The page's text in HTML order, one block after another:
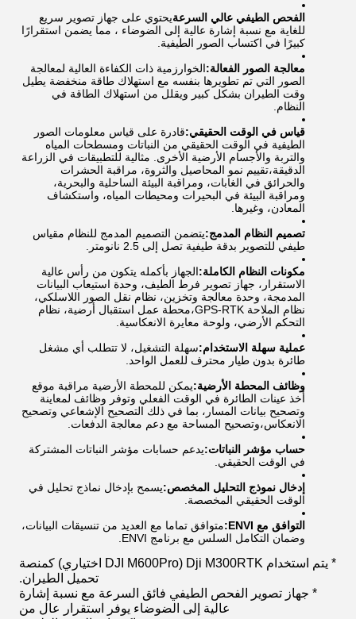
الفحص الطيفي عالي السرعةيحتوي على جهاز تصوير سريع
للغاية مع نسبة إشارة عالية إلى الضوضاء ، مما يضمن استقرارًا
كبيرًا في اكتساب الصور الطيفية.
معالجة الصور الفعالة:الخوارزمية ذات الكفاءة العالية لمعالجة
الصور التي تم تطويرها بنفسه مع استهلاك طاقة منخفضة يطيل
وقت الطيران بشكل كبير ويقلل من استهلاك الطاقة في
النظام.
قياس في الوقت الحقيقي:قادرة على قياس معلومات الصور
الطيفية في الوقت الحقيقي من النباتات ومسطحات المياه
والتربة والأجسام الأرضية الأخرى. مثالية للتطبيقات في الزراعة
الدقيقة،تقييم نمو المحاصيل والثروة، مراقبة الحشرات
والحرائق في الغابات، ومراقبة البيئة الساحلية والبحرية،
ومراقبة البيئة في البحيرات ومحيطات المياه، واستكشاف
المعادن، وغيرها.
تصميم النظام المدمج:يتضمن التصميم المدمج للنظام مقياس
طيفي للتصوير بدقة طيفية تصل إلى 2.5 نانومتر.
مكونات النظام الكاملة:الجهاز بأكمله يتكون من رأس عالية
الاستقرار، جهاز تصوير فرط الطيف، وحدة استيعاب البيانات
المدمجة، وحدة معالجة وتخزين، نظام نقل الصور اللاسلكي،
نظام الملاحة GPS-RTK،محطة عمل استقبال أرضية، نظام
التحكم الأرضي، ولوحة معايرة الانعكاسية.
عملية سهلة الاستخدام:سهلة التشغيل، لا تتطلب أي مشغل
طائرة بدون طيار محترف للعمل الواحد.
وظائف المحطة الأرضية:يمكن للمحطة الأرضية مراقبة موقع
أخذ عينات الطائرة في الوقت الفعلي وتوفر وظائف لمعاينة
وتصحيح بيانات المسار، بما في ذلك التصحيح الإشعاعي وتصحيح
الانعكاس،وتصحيح المساحة مع دعم معالجة الدفعات.
حساب مؤشر النباتات:يدعم حسابات مؤشر النباتات المشتركة
في الوقت الحقيقي.
إدخال نموذج التحليل المخصص:يسمح بإدخال نماذج تحليل في
الوقت الحقيقي المخصصة.
التوافق مع ENVI:
متوافق تماما مع العديد من تنسيقات البيانات،
وضمان التكامل السلس مع برنامج ENVI.
* يتم استخدام Dji M300RTK (DJI M600Pro اختياري) كمنصة
تحميل الطيران.
* جهاز تصوير الفحص الطيفي فائق السرعة مع نسبة إشارة
عالية إلى الضوضاء يوفر استقرار عال من